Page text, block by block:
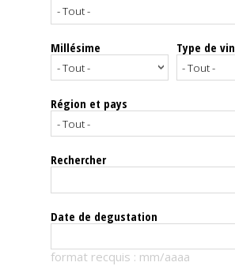
Spiritueux
Notes
dégustation
Le
magazine
Télécharger
Millésime Type de vin
Région et pays
Rechercher
Date de degustation
format recquis : mm/aaaa